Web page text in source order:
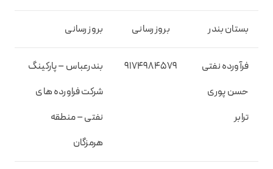
بستان بندر بروز رسانی بروز رسانی
فرآورده نفتی
حسن پوری
ترابر
۹۱۷۴۹۸۴۵۷۹
بندرعباس – پارکینگ
شرکت فراورده های
نفتی – منطقه
هرمزگان